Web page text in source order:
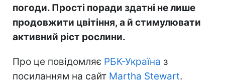
погоди. Прості поради здатні не лише
продовжити цвітіння, а й стимулювати
активний ріст рослини.
Про це повідомляє РБК-Україна з
посиланням на сайт Martha Stewart.